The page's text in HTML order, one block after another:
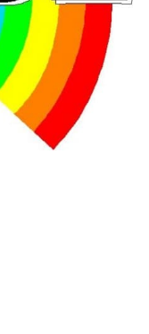
et son parti
une large victoire,
Orban,…